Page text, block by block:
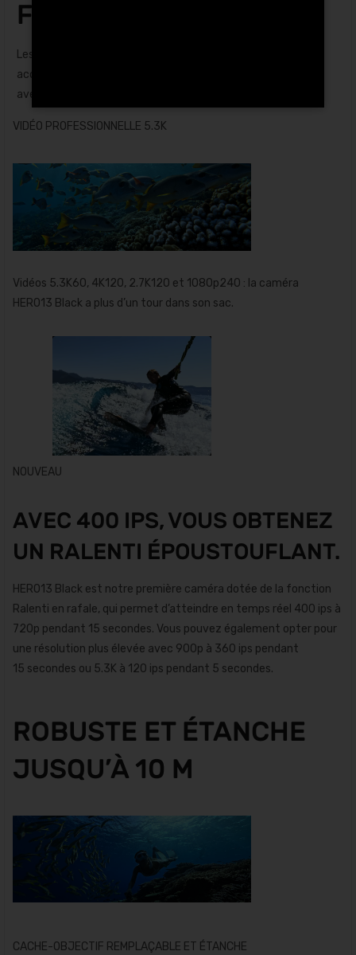
FIXATION
Les tiges de fixation intégrées s’adaptent à tous les
accessoires GoPro, et les filetages 1/4-20 sont compatibles
avec les trépieds standard.
VIDÉO PROFESSIONNELLE 5.3K
Vidéos 5.3K60, 4K120, 2.7K120 et 1080p240 : la caméra
HERO13 Black a plus d’un tour dans son sac.
NOUVEAU
AVEC 400 IPS, VOUS OBTENEZ
UN RALENTI ÉPOUSTOUFLANT.
HERO13 Black est notre première caméra dotée de la fonction
Ralenti en rafale, qui permet d’atteindre en temps réel 400 ips à
720p pendant 15 secondes. Vous pouvez également opter pour
une résolution plus élevée avec 900p à 360 ips pendant
15 secondes ou 5.3K à 120 ips pendant 5 secondes.
ROBUSTE ET ÉTANCHE
JUSQU’À 10 M
CACHE-OBJECTIF REMPLAÇABLE ET ÉTANCHE